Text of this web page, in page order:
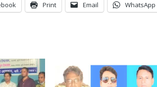
Print Email WhatsApp